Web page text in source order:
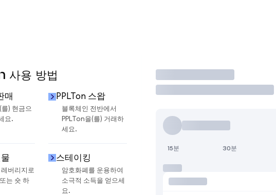
용 방법
매
를) 현금으
요.
PPLTon 스왑
블록체인 전반에서
PPLTon을(를) 거래하
세요.
버리지로
는 숏 하
스테이킹
암호화폐를 운용하여
소극적 소득을 얻으세
요.
거래
15분 30분